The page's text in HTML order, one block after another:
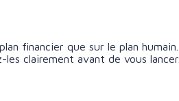
financier que sur le plan humain.
les clairement avant de vous lancer.